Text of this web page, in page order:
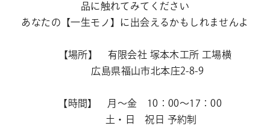
品に触れてみてください
あなたの【一生モノ】に出会えるかもしれませんよ
【場所】 有限会社 塚本木工所 工場横
広島県福山市北本庄2-8-9
【時間】 月～金 10：00～17：00
土・日 祝日 予約制